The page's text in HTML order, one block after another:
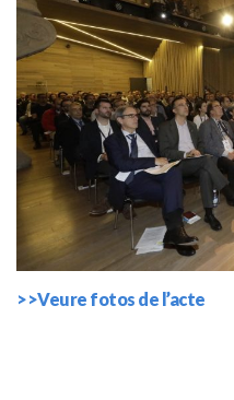
>>Veure fotos de l’acte